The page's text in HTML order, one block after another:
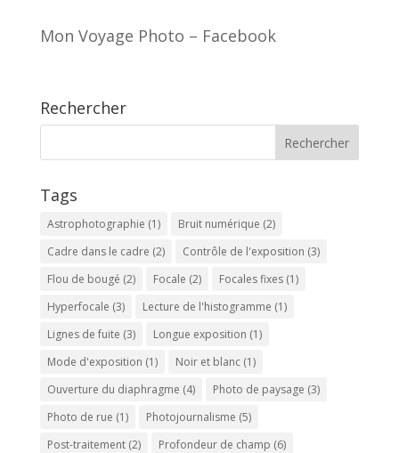
Mon Voyage Photo – Facebook
Rechercher
Tags
Astrophotographie (1) Bruit numérique (2)
Cadre dans le cadre (2) Contrôle de l'exposition (3)
Flou de bougé (2) Focale (2) Focales fixes(1)
Hyperfocale (3) Lecture de l'histogramme (1)
Lignes de fuite (3) Longue exposition (1)
Mode d'exposition (1) Noir et blanc(1)
Ouverture du diaphragme (4) Photo de paysage (3)
Photo de rue (1) Photojournalisme (5)
Post-traitement(2) Profondeur de champ (6)